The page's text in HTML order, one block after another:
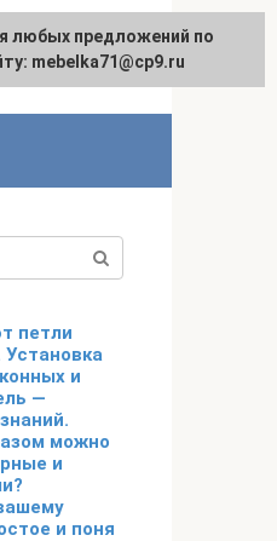
петли
Установка
и
—
можно
и
и поня
любых предложений по
mebelka71@cp9.ru